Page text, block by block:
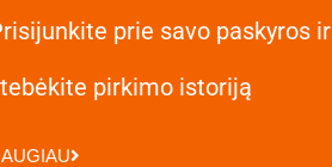
prie savo paskyros ir
pirkimo istoriją